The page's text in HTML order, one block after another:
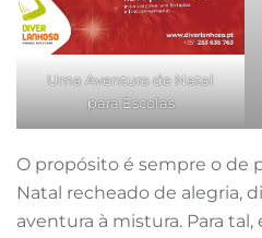
Uma Aventura de Natal
para Escolas
O propósito é sempre o de
Natal recheado de alegria,
aventura à mistura. Para